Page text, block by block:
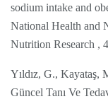
sodium intake and
National Health and
Nutrition Research ,
Yıldız, G., Kayataş,
Güncel Tanı Ve